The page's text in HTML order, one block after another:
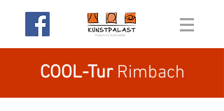
COOL-TurRimbach